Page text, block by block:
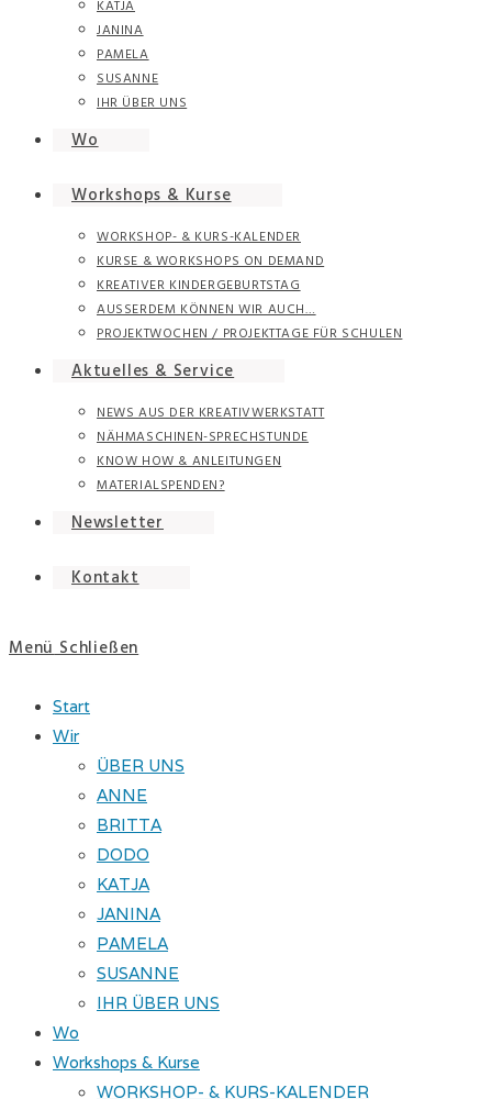
KATJA
JANINA
PAMELA
SUSANNE
IHR ÜBER UNS
Wo
Workshops & Kurse
WORKSHOP- & KURS-KALENDER
KURSE & WORKSHOPS ON DEMAND
KREATIVER KINDERGEBURTSTAG
AUSSERDEM KÖNNEN WIR AUCH…
PROJEKTWOCHEN / PROJEKTTAGE FÜR SCHULEN
Aktuelles & Service
NEWS AUS DER KREATIVWERKSTATT
NÄHMASCHINEN-SPRECHSTUNDE
KNOW HOW & ANLEITUNGEN
MATERIALSPENDEN?
Newsletter
Kontakt
Menü Schließen
Start
Wir
ÜBER UNS
ANNE
BRITTA
DODO
KATJA
JANINA
PAMELA
SUSANNE
IHR ÜBER UNS
Wo
Workshops & Kurse
WORKSHOP- & KURS-KALENDER